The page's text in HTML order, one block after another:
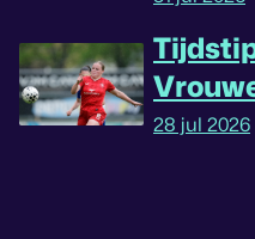
28 jul 2026